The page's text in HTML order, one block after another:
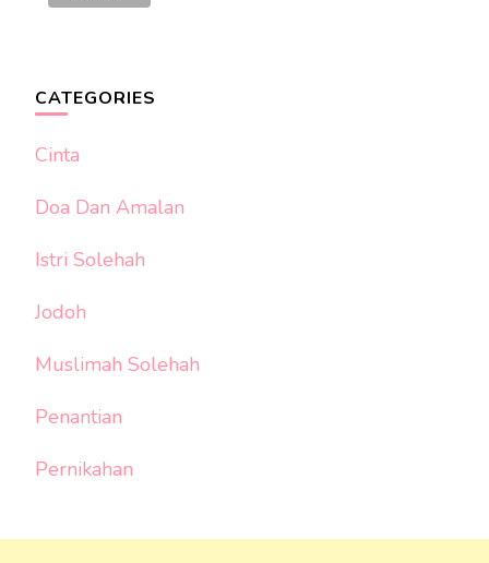
CATEGORIES
Cinta
Doa Dan Amalan
Istri Solehah
Jodoh
Muslimah Solehah
Penantian
Pernikahan